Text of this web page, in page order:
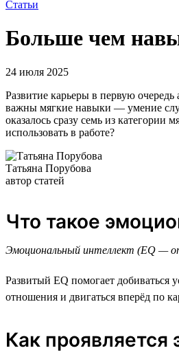
Статьи
Больше чем
24 июля 2025
Развитие карьеры в первую
важны мягкие навыки — умение
оказалось сразу семь из
использовать в работе?
Татьяна Порубова
автор статей
Что такое
Эмоциональный интеллект (EQ —
Развитый EQ помогает добиваться
отношения и двигаться вперёд по
Как